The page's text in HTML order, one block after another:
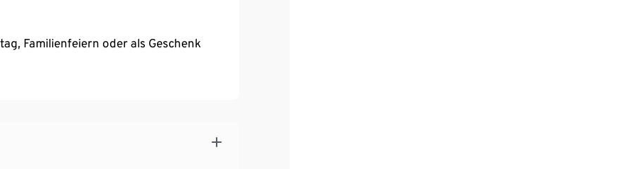
Familienfeiern oder als Geschenk
Rot- und Weißweingläser